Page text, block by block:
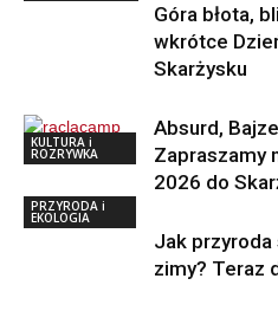
Góra błota,
wkrótce
Skarżysku
KULTURA i
ROZRYWKA
Absurd,
Zapraszamy
2026 do
PRZYRODA i
EKOLOGIA
Jak przyroda
zimy? Teraz